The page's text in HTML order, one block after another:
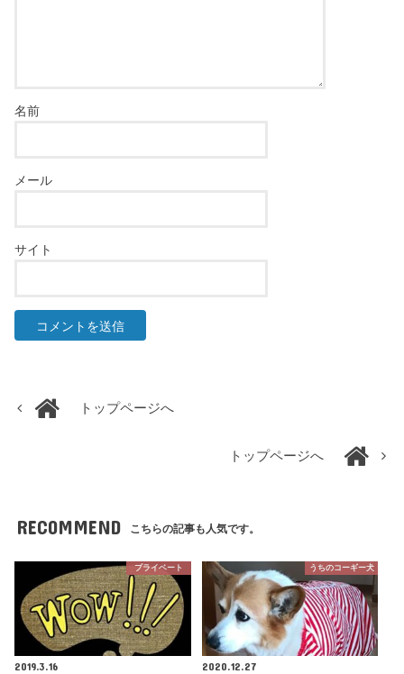
名前
メール
サイト
トップページへ
トップページへ
RECOMMEND こちらの記事も人気です。
プライベート
2019.3.16
うちのコーギー犬
2020.12.27